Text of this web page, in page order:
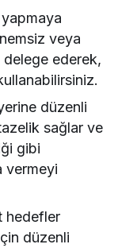
veya
ederek,
düzenli
sağlar ve
gibi
vermeyi
hedefler
düzenli